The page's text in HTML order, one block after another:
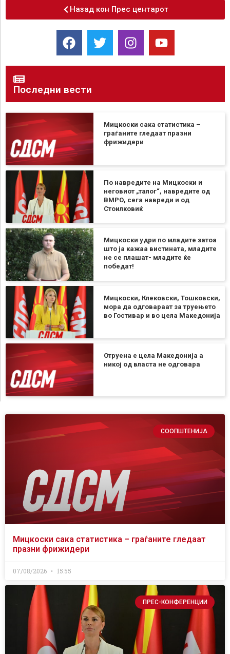
Назад кон Прес центарот
Последни вести
Мицкоски сака статистика –
граѓаните гледаат празни
фрижидери
По навредите на Мицкоски и
неговиот „талог“, навредите од
ВМРО, сега навреди и од
Стоилковиќ
Мицкоски удри по младите затоа
што ја кажаа вистината, младите
не се плашат- младите ќе
победат!
Мицкоски, Клековски, Тошковски,
мора да одговараат за труењето
во Гостивар и во цела Македонија
Отруена е цела Македонија а
никој од власта не одговара
СООПШТЕНИЈА
Мицкоски сака статистика – граѓаните гледаат
празни фрижидери
07/08/2026 15:55
ПРЕС-КОНФЕРЕНЦИИ